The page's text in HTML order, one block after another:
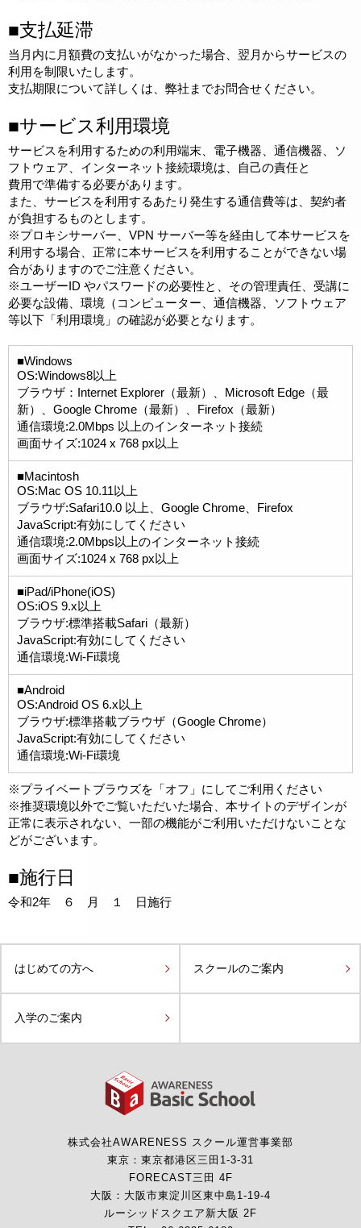
■支払延滞
当月内に月額費の支払いがなかった場合、翌月からサービスの
利用を制限いたします。
支払期限について詳しくは、弊社までお問合せください。
■サービス利用環境
サービスを利用するための利用端末、電子機器、通信機器、ソ
フトウェア、インターネット接続環境は、自己の責任と
費用で準備する必要があります。
また、サービスを利用するあたり発生する通信費等は、契約者
が負担するものとします。
※プロキシサーバー、VPN サーバー等を経由して本サービスを
利用する場合、正常に本サービスを利用することができない場
合がありますのでご注意ください。
※ユーザーID やパスワードの必要性と、その管理責任、受講に
必要な設備、環境（コンピューター、通信機器、ソフトウェア
等以下「利用環境」の確認が必要となります。
■Windows
OS:Windows8以上
ブラウザ：Internet Explorer（最新）、Microsoft Edge（最
新）、Google Chrome（最新）、Firefox（最新）
通信環境:2.0Mbps 以上のインターネット接続
画面サイズ:1024 x 768 px以上
■Macintosh
OS:Mac OS 10.11以上
ブラウザ:Safari10.0 以上、Google Chrome、Firefox
JavaScript:有効にしてください
通信環境:2.0Mbps以上のインターネット接続
画面サイズ:1024 x 768 px以上
■iPad/iPhone(iOS)
OS:iOS 9.x以上
ブラウザ:標準搭載Safari（最新）
JavaScript:有効にしてください
通信環境:Wi-Fi環境
■Android
OS:Android OS 6.x以上
ブラウザ:標準搭載ブラウザ（Google Chrome）
JavaScript:有効にしてください
通信環境:Wi-Fi環境
※プライベートブラウズを「オフ」にしてご利用ください
※推奨環境以外でご覧いただいた場合、本サイトのデザインが
正常に表示されない、一部の機能がご利用いただけないことな
どがございます。
■施行日
令和2年 ６ 月 １ 日施行
はじめての方へ スクールのご案内
入学のご案内
株式会社AWARENESS スクール運営事業部
東京：東京都港区三田1-3-31
FORECAST三田 4F
大阪：大阪市東淀川区東中島1-19-4
ルーシッドスクエア新大阪 2F